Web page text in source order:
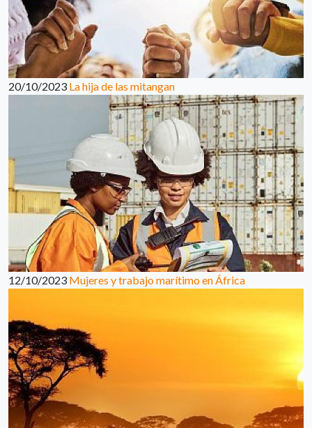
20/10/2023 La hija de las mitangan
12/10/2023 Mujeres y trabajo marítimo en África